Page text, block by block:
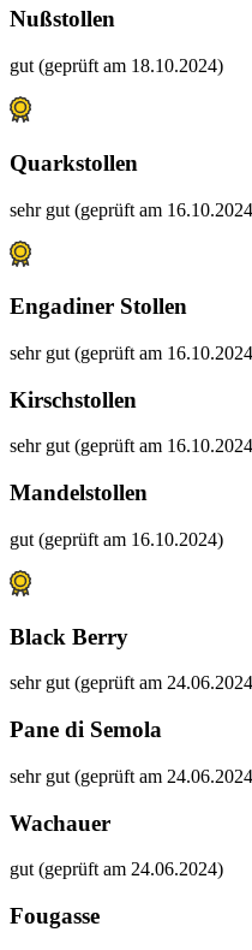
Nußstollen
gut (geprüft am 18.10.2024)
Quarkstollen
sehr gut (geprüft am
Engadiner Stollen
sehr gut (geprüft am
Kirschstollen
sehr gut (geprüft am
Mandelstollen
gut (geprüft am 16.10.2024)
Black Berry
sehr gut (geprüft am
Pane di Semola
sehr gut (geprüft am
Wachauer
gut (geprüft am 24.06.2024)
Fougasse